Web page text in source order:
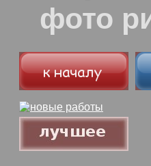
фото